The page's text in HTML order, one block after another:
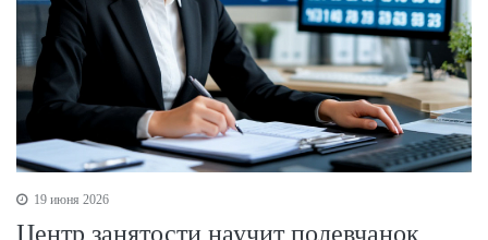
19 июня 2026
Центр занятости научит полевчанок